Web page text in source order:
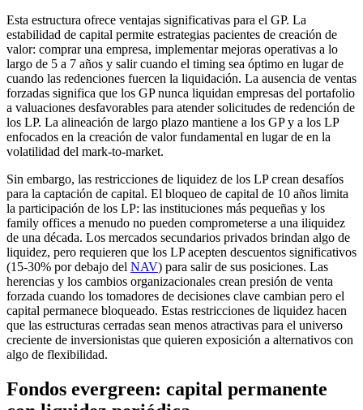
Esta estructura ofrece ventajas significativas para el GP. La
estabilidad de capital permite estrategias pacientes de creación de
valor: comprar una empresa, implementar mejoras operativas a lo
largo de 5 a 7 años y salir cuando el timing sea óptimo en lugar de
cuando las redenciones fuercen la liquidación. La ausencia de ventas
forzadas significa que los GP nunca liquidan empresas del portafolio
a valuaciones desfavorables para atender solicitudes de redención de
los LP. La alineación de largo plazo mantiene a los GP y a los LP
enfocados en la creación de valor fundamental en lugar de en la
volatilidad del mark-to-market.
Sin embargo, las restricciones de liquidez de los LP crean desafíos
para la captación de capital. El bloqueo de capital de 10 años limita
la participación de los LP: las instituciones más pequeñas y los
family offices a menudo no pueden comprometerse a una iliquidez
de una década. Los mercados secundarios privados brindan algo de
liquidez, pero requieren que los LP acepten descuentos significativos
(15-30% por debajo del NAV) para salir de sus posiciones. Las
herencias y los cambios organizacionales crean presión de venta
forzada cuando los tomadores de decisiones clave cambian pero el
capital permanece bloqueado. Estas restricciones de liquidez hacen
que las estructuras cerradas sean menos atractivas para el universo
creciente de inversionistas que quieren exposición a alternativos con
algo de flexibilidad.
Fondos evergreen: capital permanente